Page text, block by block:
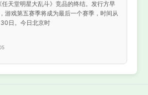
天堂明星大乱斗》竞品的终结。发行方早
游戏第五赛季将成为最后一个赛季，时间从
日。今日北京时